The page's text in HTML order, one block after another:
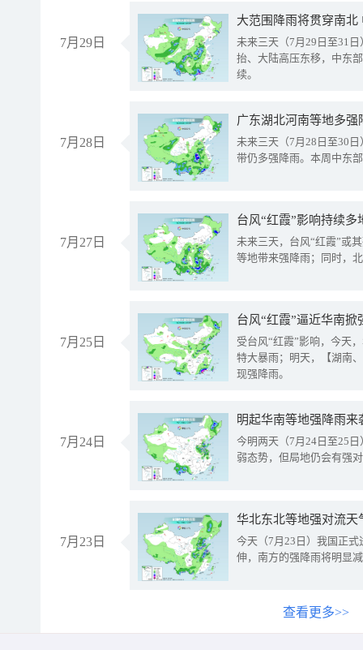
7月29日
大范围降雨将贯穿南
未来三天（7月29日至31
抬、大陆高压东移，中东
续。
7月28日
广东湖北河南等地多
未来三天（7月28日至30
带仍多强降雨。本周中东
7月27日
台风“红霞”影响持续
未来三天，台风“红霞”或
等地带来强降雨；同时，
7月25日
台风“红霞”逼近华南
受台风“红霞”影响，今天
特大暴雨；明天，【湖南
现强降雨。
7月24日
明起华南等地强降雨
今明两天（7月24日至25
弱态势，但局地仍会有强
7月23日
华北东北等地强对流天
今天（7月23日）我国正
伸，南方的强降雨将明显
查看更多>>